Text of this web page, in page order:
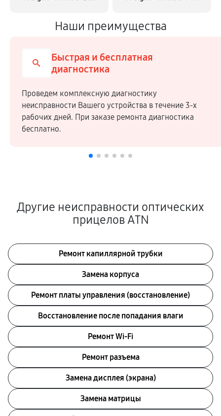
Наши преимущества
Быстрая и бесплатная
диагностика
Проведем комплексную диагностику
неисправности Вашего устройства в течение 3-х
рабочих дней. При заказе ремонта диагностика
бесплатно.
Другие неисправности оптических
прицелов ATN
Ремонт капиллярной трубки
Замена корпуса
Ремонт платы управления (восстановление)
Восстановление после попадания влаги
Ремонт Wi-Fi
Ремонт разъема
Замена дисплея (экрана)
Замена матрицы